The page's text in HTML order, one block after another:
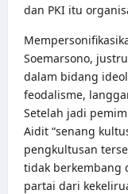
dan PKI itu
Soemarsono,
dalam bidang
feodalisme,
Setelah jadi
Aidit “senang
pengkultusan
tidak berkembang
partai dari